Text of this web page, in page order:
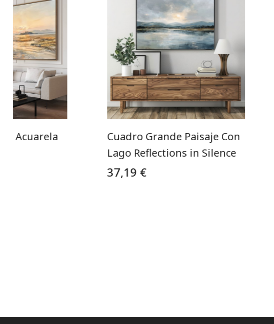
Acuarela
Cuadro Grande Paisaje Con
Lago Reflections in Silence
37,19 €